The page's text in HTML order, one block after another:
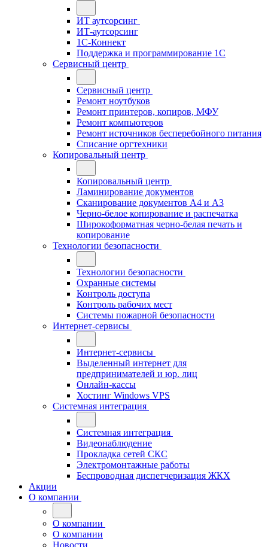
ИТ аутсорсинг
ИТ-аутсорсинг
1С-Коннект
Поддержка и программирование 1С
Сервисный центр
Сервисный центр
Ремонт ноутбуков
Ремонт принтеров, копиров, МФУ
Ремонт компьютеров
Ремонт источников бесперебойного питания
Списание оргтехники
Копировальный центр
Копировальный центр
Ламинирование документов
Сканирование документов А4 и А3
Черно-белое копирование и распечатка
Широкоформатная черно-белая печать и
копирование
Технологии безопасности
Технологии безопасности
Охранные системы
Контроль доступа
Контроль рабочих мест
Системы пожарной безопасности
Интернет-сервисы
Интернет-сервисы
Выделенный интернет для
предпринимателей и юр. лиц
Онлайн-кассы
Хостинг Windows VPS
Системная интеграция
Системная интеграция
Видеонаблюдение
Прокладка сетей СКС
Электромонтажные работы
Беспроводная диспетчеризация ЖКХ
Акции
О компании
О компании
О компании
Новости